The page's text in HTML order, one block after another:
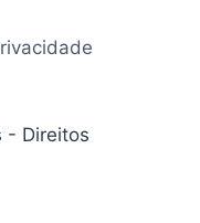
- Direitos